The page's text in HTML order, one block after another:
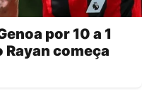
por 10 a 1
começa